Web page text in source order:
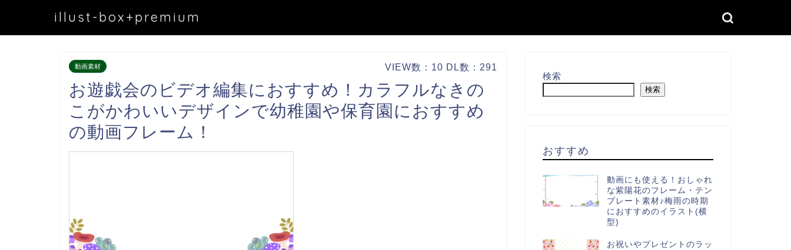
illust-box+premium
動画素材 VIEW数：10 DL数：291
お遊戯会のビデオ編集におすすめ！カラフルなきの
こがかわいいデザインで幼稚園や保育園におすすめ
の動画フレーム！
検索
検索
おすすめ
動画にも使える！おしゃれ
な紫陽花のフレーム・テン
プレート素材♪梅雨の時期
におすすめのイラスト(横
型)
お祝いやプレゼントのラッ